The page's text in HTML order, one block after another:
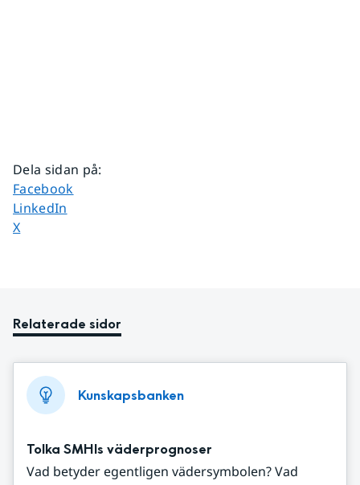
Dela sidan på:
Dela sidan på
Facebook
Dela sidan på
LinkedIn
Dela sidan på
X
Relaterade sidor
Kunskapsbanken
Tolka SMHIs väderprognoser
Vad betyder egentligen vädersymbolen? Vad